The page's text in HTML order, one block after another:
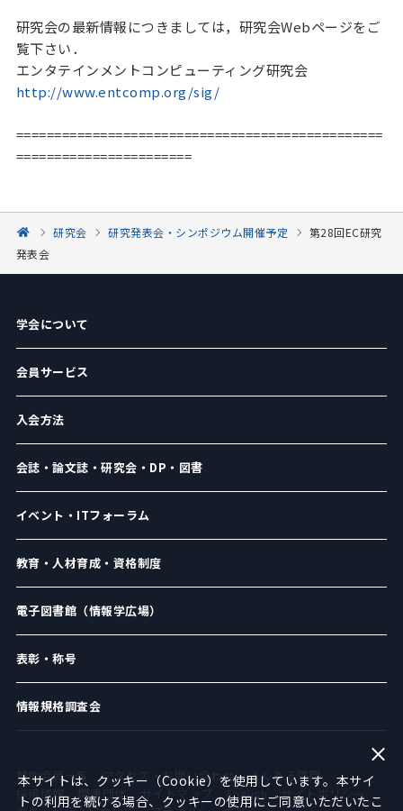
研究会の最新情報につきましては，研究会Webページをご
覧下さい．
http://www.entcomp.org/sig/
================================================
研究会 研究発表会・シンポジウム開催予定
第28回EC研究
発表会
学会について
会員サービス
入会方法
会誌・論文誌・研究会・DP・図書
イベント・ITフォーラム
教育・人材育成・資格制度
電子図書館（情報学広場）
表彰・称号
情報規格調査会
賛助会員一覧 アクセス・お問い合わせ
よくある質問
採用情報
関連団体 サイトマップ English
サイトポリシー
本サイトは、クッキー（Cookie）を使用しています。本サイ
トの利用を続ける場合、クッキーの使用にご同意いただいたこ